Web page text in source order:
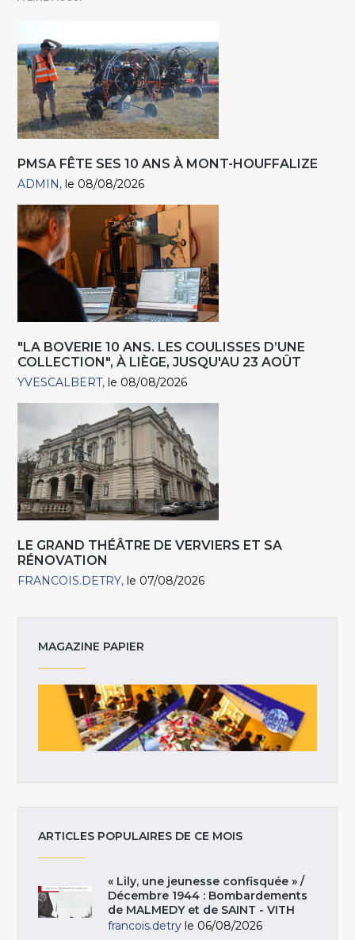
PMSA FÊTE SES 10 ANS À MONT-HOUFFALIZE
ADMIN le 08/08/2026
"LA BOVERIE 10 ANS. LES COULISSES D’UNE
COLLECTION", À LIÈGE, JUSQU'AU 23 AOÛT
YVESCALBERT le 08/08/2026
LE GRAND THÉÂTRE DE VERVIERS ET SA
RÉNOVATION
FRANCOIS.DETRY le 07/08/2026
MAGAZINE PAPIER
ARTICLES POPULAIRES DE CE MOIS
« Lily, une jeunesse confisquée » /
Décembre 1944 : Bombardements
de MALMEDY et de SAINT - VITH
francois.detry le 06/08/2026